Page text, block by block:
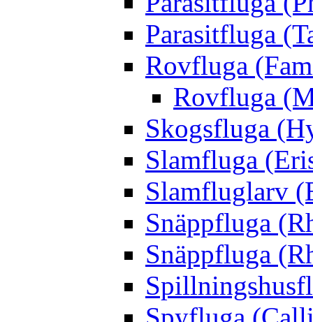
Parasitfluga
Rovfluga
Rovfluga
Skogsfluga
Slamfluga
Slamfluglarv
Snäppfluga
Snäppfluga